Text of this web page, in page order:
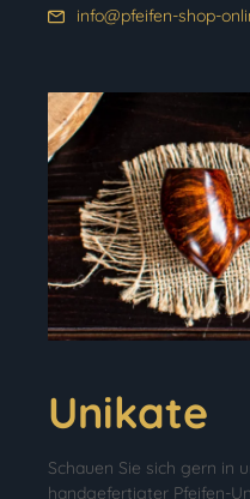
info@pfeifen-shop-
Unikate
Schauen Sie sich gern in
handgefertigter Pfeifen-